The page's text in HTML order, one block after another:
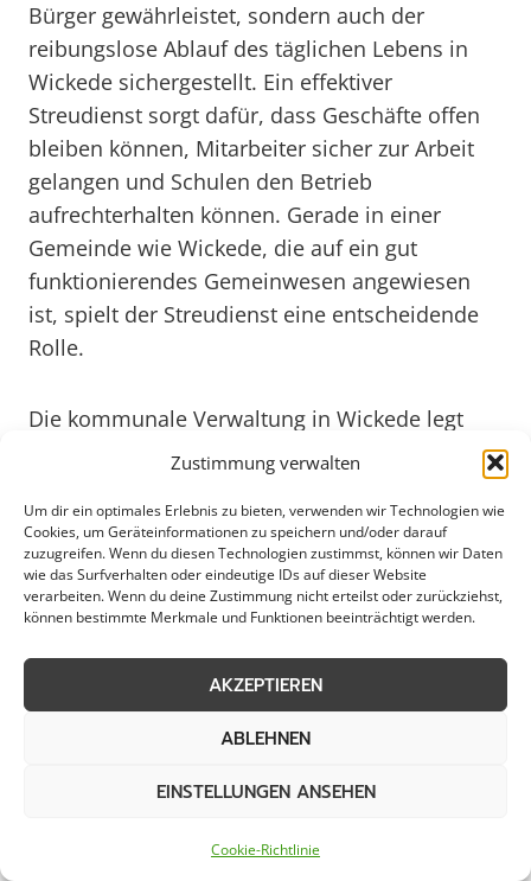
Zustimmung verwalten
Um dir ein optimales Erlebnis zu bieten, verwenden wir Technologien wie
Cookies, um Geräteinformationen zu speichern und/oder darauf
zuzugreifen. Wenn du diesen Technologien zustimmst, können wir Daten
wie das Surfverhalten oder eindeutige IDs auf dieser Website
verarbeiten. Wenn du deine Zustimmung nicht erteilst oder zurückziehst,
können bestimmte Merkmale und Funktionen beeinträchtigt werden.
AKZEPTIEREN
ABLEHNEN
EINSTELLUNGEN ANSEHEN
Cookie-Richtlinie
Bürger gewährleistet, sondern auch der
reibungslose Ablauf des täglichen Lebens in
Wickede sichergestellt. Ein effektiver
Streudienst sorgt dafür, dass Geschäfte offen
bleiben können, Mitarbeiter sicher zur Arbeit
gelangen und Schulen den Betrieb
aufrechterhalten können. Gerade in einer
Gemeinde wie Wickede, die auf ein gut
funktionierendes Gemeinwesen angewiesen
ist, spielt der Streudienst eine entscheidende
Rolle.
Die kommunale Verwaltung in Wickede legt
großen Wert darauf, dass der Streudienst
aller Bürger gerecht wird. Durch regelmäßige
Kontrollen und eine klare Einsatzplanung
gewährleistet die Stadtverwaltung, dass die
Straßen rechtzeitig und gründlich von Schnee
und Eis befreit werden. Auch private Haushalte
können sich auf professionelle Dienstleister
verlassen, die individuelle Streupläne erstellen
und so dafür sorgen, dass Gehwege und
Einfahrten sicher und begehbar bleiben. Im
Streudienst in Wickede kontinuierlich